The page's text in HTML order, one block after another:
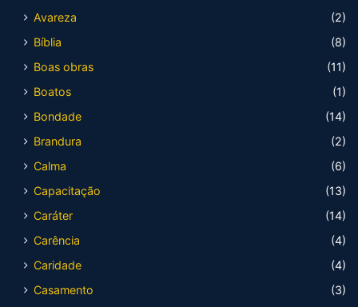
Avareza
(2)
Bíblia
(8)
Boas obras
(11)
Boatos
(1)
Bondade
(14)
Brandura
(2)
Calma
(6)
Capacitação
(13)
Caráter
(14)
Carência
(4)
Caridade
(4)
Casamento
(3)